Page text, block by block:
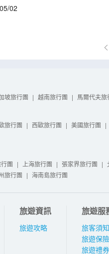
05/02
坡旅行團 | 越南旅行團 | 馬爾代夫旅
旅行團 | 西歐旅行團 | 美國旅行團 |
團 | 上海旅行團 | 張家界旅行團 |
旅行團 | 海南島旅行團
旅遊資訊
旅遊攻略
旅遊服
旅客須知
旅遊保險
旅遊禮券